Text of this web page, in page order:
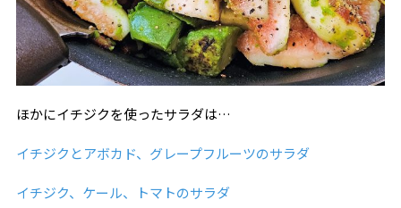
ほかにイチジクを使ったサラダは…
イチジクとアボカド、グレープフルーツのサラダ
イチジク、ケール、トマトのサラダ